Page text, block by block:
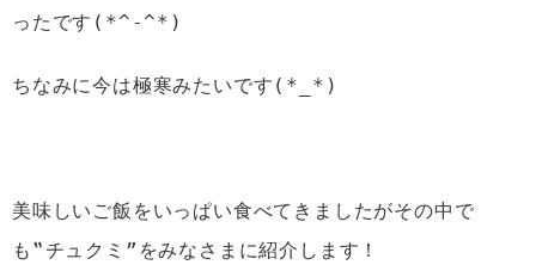
ったです(*^-^*)
ちなみに今は極寒みたいです(*_*)
美味しいご飯をいっぱい食べてきましたがその中で
も‟チュクミ”をみなさまに紹介します！